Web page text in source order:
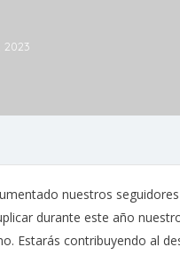
2023
nuestros
durante este año
Estarás contribuyendo al